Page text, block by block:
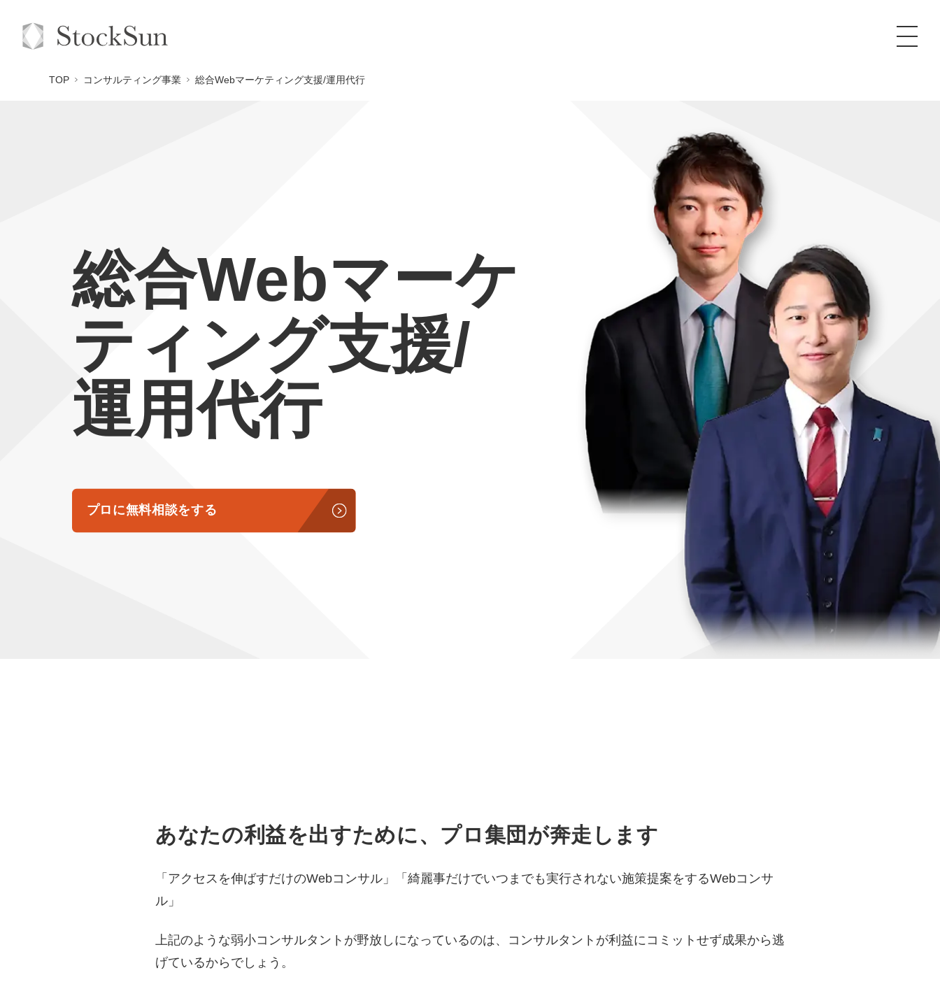
コンサルタント一覧
品質ガイドライン
社内コンペ
定額制Webマーケティング代行『マキトルくん』
定額制営業代行『カリトルくん』
定額制採用代行・RPO『トルトルくん』
営業改善特化の動画制作『動画でカリトルくん』
定額LINE運用代行『LINEマキトルくん』
格安でAI導入支援『あいのりAI』
拡散付1日密着動画制作『まるごと社長』
1本無料で記事を制作『SEOトライアル』
定額制LP制作・改善『最強LP』
採用YouTubeチャンネル構築『トリトル』
お役立ち資料
広告運用
YouTubeディレクター
年収エージェント
会社概要・役員紹介
認定パートナー
動画ディレクター
TOP コンサルティング事業 総合Webマーケティング支援/運用代行
総合Webマーケ
ティング支援/
運用代行
プロに無料相談をする
あなたの利益を出すために、プロ集団が奔走します
「アクセスを伸ばすだけのWebコンサル」「綺麗事だけでいつまでも実行されない施策提案をするWebコンサ
ル」
上記のような弱小コンサルタントが野放しになっているのは、コンサルタントが利益にコミットせず成果から逃
げているからでしょう。